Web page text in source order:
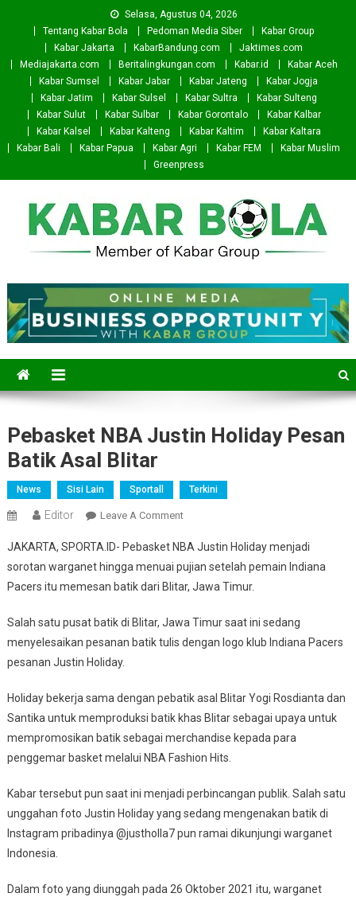
Selasa, Agustus 04, 2026
Tentang Kabar Bola
Pedoman Media Siber
Kabar Group
Kabar Jakarta
KabarBandung.com
Jaktimes.com
Mediajakarta.com
Beritalingkungan.com Kabar.id
Kabar Aceh
Kabar Sumsel
Kabar Jabar Kabar Jateng
Kabar Jogja
Kabar Jatim
Kabar Sulsel Kabar Sultra
Kabar Sulteng
Kabar Sulut
Kabar Sulbar Kabar Gorontalo
Kabar Kalbar
Kabar Kalsel
Kabar Kalteng Kabar Kaltim
Kabar Kaltara
Kabar Bali
Kabar Papua Kabar Agri Kabar FEM
Kabar Muslim
Greenpress
Kabar Bola
Pebasket NBA Justin Holiday Pesan
Batik Asal Blitar
News Sisi Lain Sportall Terkini
Editor Leave A CommentOn
NBA
Justin
Holiday
Batik
Asal
JAKARTA, SPORTA.ID- Pebasket NBA Justin Holiday menjadi
sorotan warganet hingga menuai pujian setelah pemain Indiana
Pacers itu memesan batik dari Blitar, Jawa Timur.
Salah satu pusat batik di Blitar, Jawa Timur saat ini sedang
menyelesaikan pesanan batik tulis dengan logo klub Indiana Pacers
pesanan Justin Holiday.
Holiday bekerja sama dengan pebatik asal Blitar Yogi Rosdianta dan
Santika untuk memproduksi batik khas Blitar sebagai upaya untuk
mempromosikan batik sebagai merchandise kepada para
penggemar basket melalui NBA Fashion Hits.
Kabar tersebut pun saat ini menjadi perbincangan publik. Salah satu
unggahan foto Justin Holiday yang sedang mengenakan batik di
Instagram pribadinya @justholla7 pun ramai dikunjungi warganet
Indonesia.
Dalam foto yang diunggah pada 26 Oktober 2021 itu, warganet